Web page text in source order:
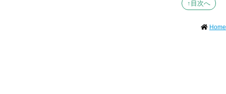
↑目次へ
Home